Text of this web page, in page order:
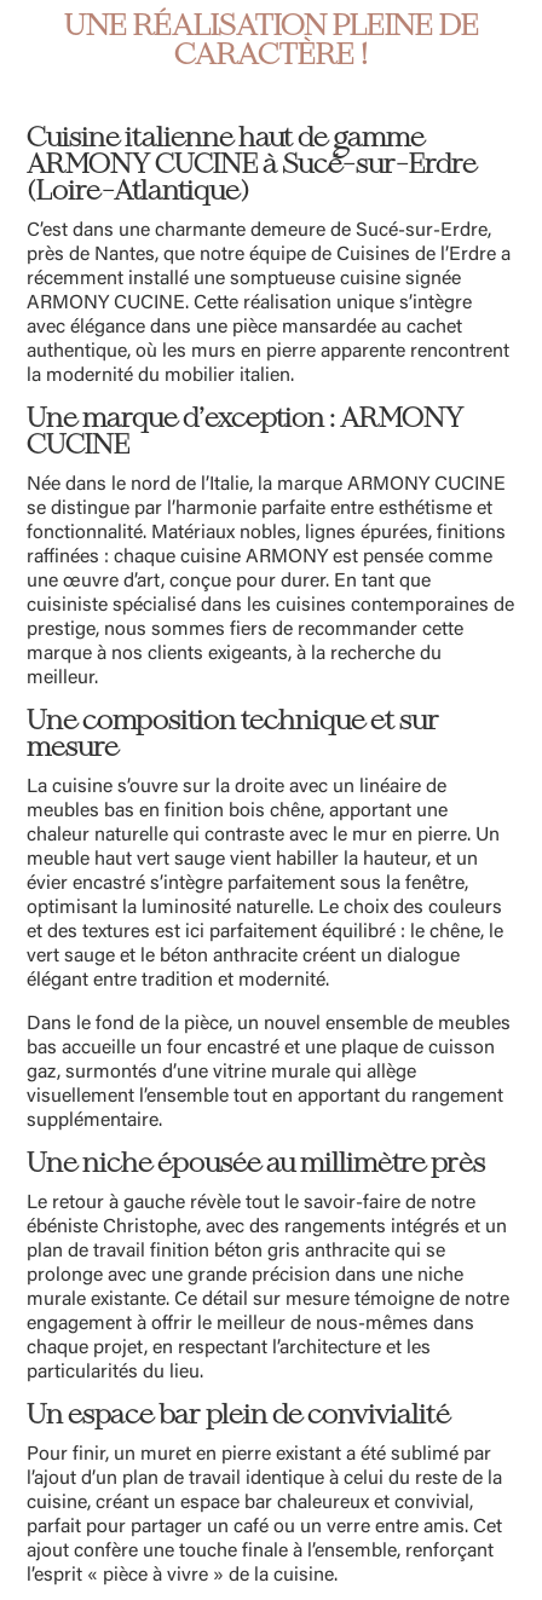
UNE RÉALISATION PLEINE DE
CARACTÈRE !
Cuisine italienne haut de gamme
ARMONY CUCINE à Sucé-sur-Erdre
(Loire-Atlantique)
C’est dans une charmante demeure de Sucé-sur-Erdre,
près de Nantes, que notre équipe de Cuisines de l’Erdre a
récemment installé une somptueuse cuisine signée
ARMONY CUCINE. Cette réalisation unique s’intègre
avec élégance dans une pièce mansardée au cachet
authentique, où les murs en pierre apparente rencontrent
la modernité du mobilier italien.
Une marque d’exception : ARMONY
CUCINE
Née dans le nord de l’Italie, la marque ARMONY CUCINE
se distingue par l’harmonie parfaite entre esthétisme et
fonctionnalité. Matériaux nobles, lignes épurées, finitions
raffinées : chaque cuisine ARMONY est pensée comme
une œuvre d’art, conçue pour durer. En tant que
cuisiniste spécialisé dans les cuisines contemporaines de
prestige, nous sommes fiers de recommander cette
marque à nos clients exigeants, à la recherche du
meilleur.
Une composition technique et sur
mesure
La cuisine s’ouvre sur la droite avec un linéaire de
meubles bas en finition bois chêne, apportant une
chaleur naturelle qui contraste avec le mur en pierre. Un
meuble haut vert sauge vient habiller la hauteur, et un
évier encastré s’intègre parfaitement sous la fenêtre,
optimisant la luminosité naturelle. Le choix des couleurs
et des textures est ici parfaitement équilibré : le chêne, le
vert sauge et le béton anthracite créent un dialogue
élégant entre tradition et modernité.
Dans le fond de la pièce, un nouvel ensemble de meubles
bas accueille un four encastré et une plaque de cuisson
gaz, surmontés d’une vitrine murale qui allège
visuellement l’ensemble tout en apportant du rangement
supplémentaire.
Une niche épousée au millimètre près
Le retour à gauche révèle tout le savoir-faire de notre
ébéniste Christophe, avec des rangements intégrés et un
plan de travail finition béton gris anthracite qui se
prolonge avec une grande précision dans une niche
murale existante. Ce détail sur mesure témoigne de notre
engagement à offrir le meilleur de nous-mêmes dans
chaque projet, en respectant l’architecture et les
particularités du lieu.
Un espace bar plein de convivialité
Pour finir, un muret en pierre existant a été sublimé par
l’ajout d’un plan de travail identique à celui du reste de la
cuisine, créant un espace bar chaleureux et convivial,
parfait pour partager un café ou un verre entre amis. Cet
ajout confère une touche finale à l’ensemble, renforçant
l’esprit « pièce à vivre » de la cuisine.